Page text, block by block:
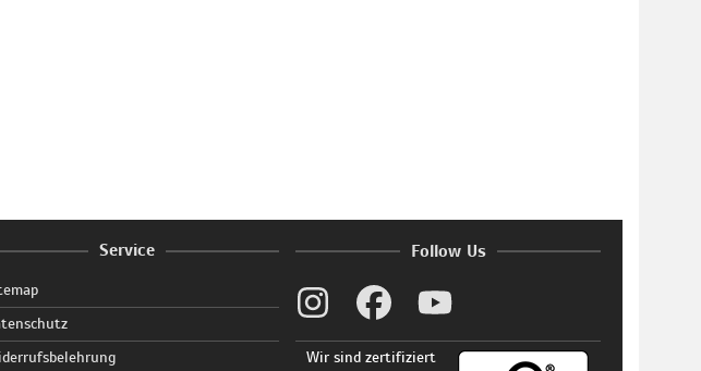
Service Follow Us
Wir sind zertifiziert